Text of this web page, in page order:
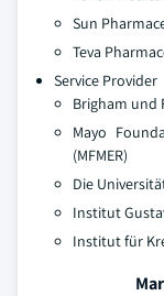
Sun
Teva
Service Provider
Brigham und
Mayo
(MFMER)
Die
Institut
Institut für